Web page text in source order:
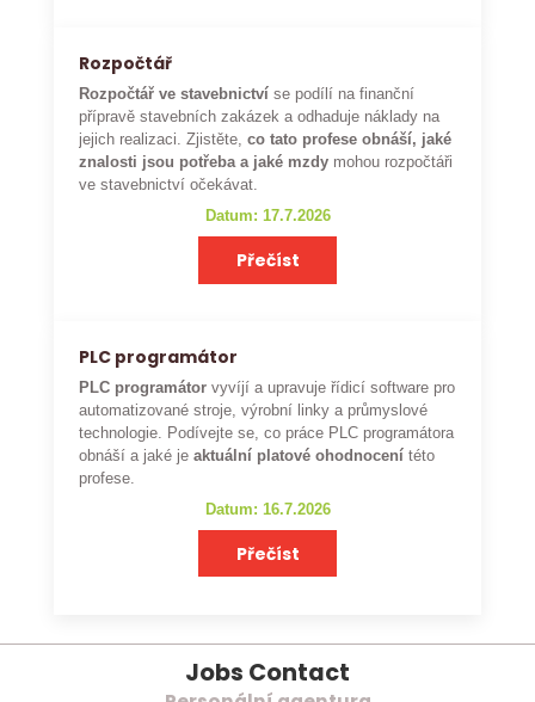
Rozpočtář
Rozpočtář ve stavebnictví se podílí na finanční
přípravě stavebních zakázek a odhaduje náklady na
jejich realizaci. Zjistěte,co tato profese obnáší, jaké
znalosti jsou potřeba a jaké mzdy mohou rozpočtáři
ve stavebnictví očekávat.
Datum: 17.7.2026
Přečíst
PLC programátor
PLC programátor vyvíjí a upravuje řídicí software pro
automatizované stroje, výrobní linky a průmyslové
technologie. Podívejte se, co práce PLC programátora
obnáší a jaké je aktuální platové ohodnocení této
profese.
Datum: 16.7.2026
Přečíst
Jobs Contact